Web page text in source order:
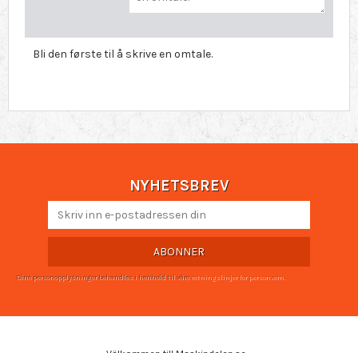
Bli den første til å skrive en omtale.
NYHETSBREV
ABONNER
Dine personopplysninger behandles i henhold til våre retningslinjer for personvern.